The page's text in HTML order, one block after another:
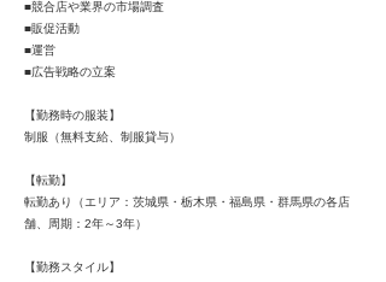
■競合店や業界の市場調査
■販促活動
■運営
■広告戦略の立案
【勤務時の服装】
制服（無料支給、制服貸与）
【転勤】
転勤あり（エリア：茨城県・栃木県・福島県・群馬県の各店
舗、周期：2年～3年）
【勤務スタイル】